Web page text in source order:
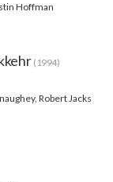
Hoffman
(1994)
Robert Jacks